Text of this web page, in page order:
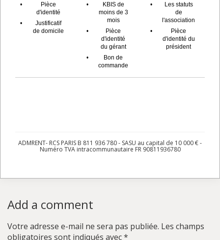
•
Pièce
d'identité
•
Justificatif
de domicile
•
KBIS de
moins de 3
mois
•
Pièce
d'identité
du gérant
•
Bon de
commande
•
Les statuts
de
l'association
•
Pièce
d'identité du
président
ADMRENT- RCS PARIS B 811 936 780 - SASU au capital de 10 000 € -
Numéro TVA intracommunautaire FR 90811936780
Add a comment
Votre adresse e-mail ne sera pas publiée. Les champs
obligatoires sont indiqués avec*